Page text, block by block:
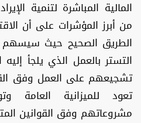
المالية المباشرة لتنمية
من أبرز المؤشرات على أن
الطريق الصحيح حيث
التستر بالعمل الذي يلجأ إليه
تشجيعهم على العمل وفق
تعود للميزانية
مشروعاتهم وفق القوانين